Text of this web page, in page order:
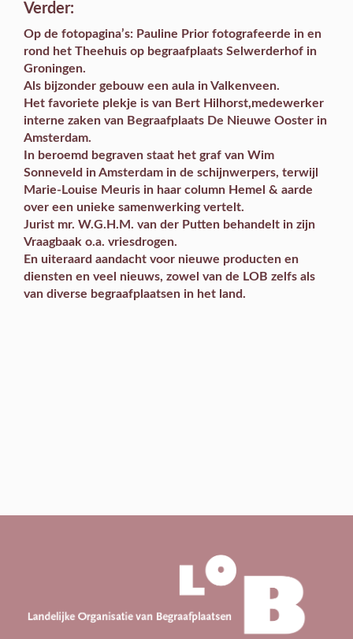
Verder:
Op de fotopagina’s: Pauline Prior fotografeerde in en
rond het Theehuis op begraafplaats Selwerderhof in
Groningen.
Als bijzonder gebouw een aula in Valkenveen.
Het favoriete plekje is van Bert Hilhorst,medewerker
interne zaken van Begraafplaats De Nieuwe Ooster in
Amsterdam.
In beroemd begraven staat het graf van Wim
Sonneveld in Amsterdam in de schijnwerpers, terwijl
Marie-Louise Meuris in haar column Hemel & aarde
over een unieke samenwerking vertelt.
Jurist mr. W.G.H.M. van der Putten behandelt in zijn
Vraagbaak o.a. vriesdrogen.
En uiteraard aandacht voor nieuwe producten en
diensten en veel nieuws, zowel van de LOB zelfs als
van diverse begraafplaatsen in het land.